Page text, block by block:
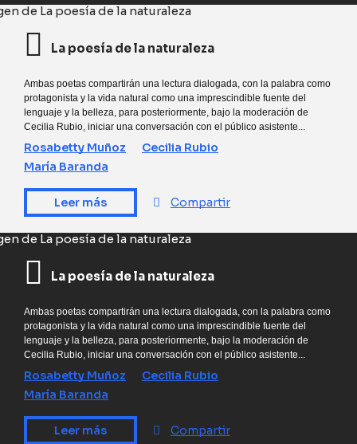
La poesía de la naturaleza
Ambas poetas compartirán una lectura dialogada, con la palabra como
protagonista y la vida natural como una imprescindible fuente del
lenguaje y la belleza, para posteriormente, bajo la moderación de
Cecilia Rubio, iniciar una conversación con el público asistente...
Rosabetty Muñoz
Cecilia Rubio
María Baranda
Leer más Compartir
La poesía de la naturaleza
Ambas poetas compartirán una lectura dialogada, con la palabra como
protagonista y la vida natural como una imprescindible fuente del
lenguaje y la belleza, para posteriormente, bajo la moderación de
Cecilia Rubio, iniciar una conversación con el público asistente...
Rosabetty Muñoz
Cecilia Rubio
María Baranda
Leer más Compartir